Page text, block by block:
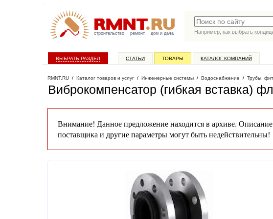
строительство ремонт дом и дача
Например, как выбрать
ВЫБРАТЬ РАЗДЕЛ СТАТЬИ ТОВАРЫ КАТАЛОГ КОМПАНИЙ
RMNT.RU / Каталог товаров и услуг / Инженерные системы / Водоснабжение / Трубы,
Виброкомпенсатор (гибкая вставка)
Внимание! Данное предложение находится в архиве.
поставщика и другие параметры могут быть недействительны!